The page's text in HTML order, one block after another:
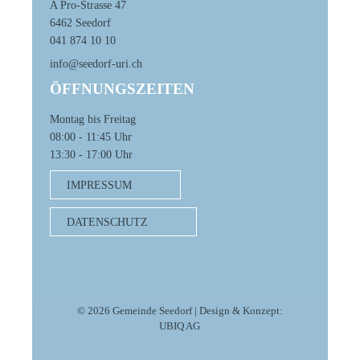
A Pro-Strasse 47
6462 Seedorf
041 874 10 10
info@seedorf-uri.ch
ÖFFNUNGSZEITEN
Montag bis Freitag
08:00 - 11:45 Uhr
13:30 - 17:00 Uhr
IMPRESSUM
DATENSCHUTZ
© 2026 Gemeinde Seedorf | Design & Konzept:
UBIQ AG